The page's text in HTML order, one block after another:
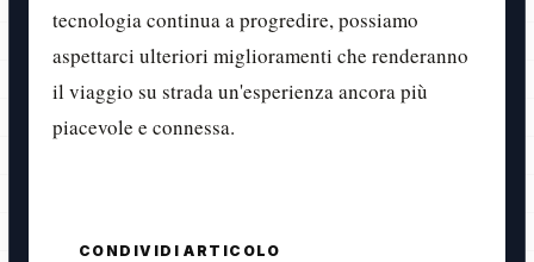
tecnologia continua a progredire, possiamo
aspettarci ulteriori miglioramenti che renderanno
il viaggio su strada un'esperienza ancora più
piacevole e connessa.
CONDIVIDI ARTICOLO